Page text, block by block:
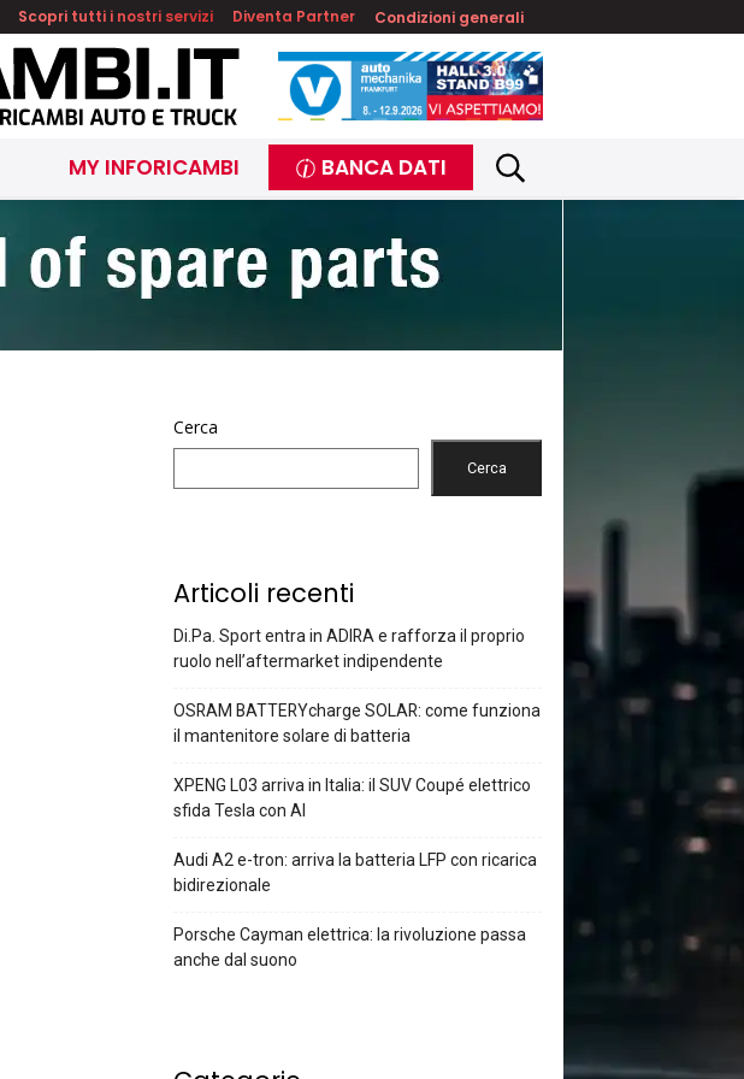
Scopri tutti i nostri servizi Diventa Partner Condizioni generali
MY INFORICAMBI BANCA DATI
Cerca
Cerca
Articoli recenti
Di.Pa. Sport entra in ADIRA e rafforza il proprio
ruolo nell’aftermarket indipendente
OSRAM BATTERYcharge SOLAR: come funziona
il mantenitore solare di batteria
XPENG L03 arriva in Italia: il SUV Coupé elettrico
sfida Tesla con AI
Audi A2 e-tron: arriva la batteria LFP con ricarica
bidirezionale
Porsche Cayman elettrica: la rivoluzione passa
anche dal suono